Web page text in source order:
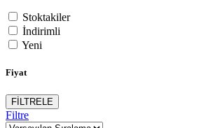
Stoktakiler
İndirimli
Yeni
Fiyat
FİLTRELE
Filtre